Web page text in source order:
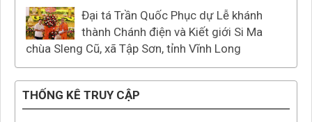
Đại tá Trần Quốc Phục dự Lễ khánh
thành Chánh điện và Kiết giới Si Ma
chùa Sleng Cũ, xã Tập Sơn, tỉnh Vĩnh Long
THỐNG KÊ TRUY CẬP